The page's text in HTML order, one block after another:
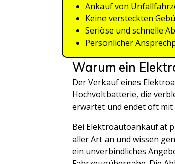
Ankauf von
Keine versteckten
Seriöse und schnelle
Persönlicher
Warum ein
Der Verkauf eines
Hochvoltbatterie, die
erwartet und endet oft
Bei Elektroautoankauf.at
aller Art an und wissen
ein unverbindliches